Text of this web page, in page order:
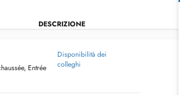
DESCRIZIONE
Entrée
Disponibilità dei
colleghi